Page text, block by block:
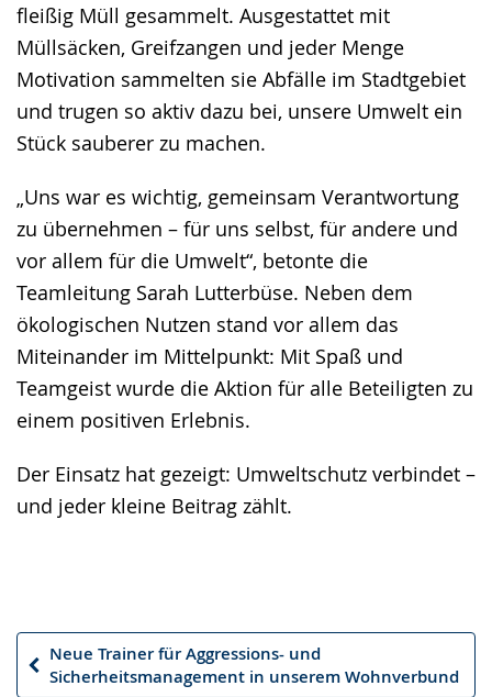
fleißig Müll gesammelt. Ausgestattet mit
Müllsäcken, Greifzangen und jeder Menge
Motivation sammelten sie Abfälle im Stadtgebiet
und trugen so aktiv dazu bei, unsere Umwelt ein
Stück sauberer zu machen.
„Uns war es wichtig, gemeinsam Verantwortung
zu übernehmen – für uns selbst, für andere und
vor allem für die Umwelt“, betonte die
Teamleitung Sarah Lutterbüse. Neben dem
ökologischen Nutzen stand vor allem das
Miteinander im Mittelpunkt: Mit Spaß und
Teamgeist wurde die Aktion für alle Beteiligten zu
einem positiven Erlebnis.
Der Einsatz hat gezeigt: Umweltschutz verbindet –
und jeder kleine Beitrag zählt.
Vorheriger
Neue Trainer für Aggressions- und
Sicherheitsmanagement in unserem Wohnverbund